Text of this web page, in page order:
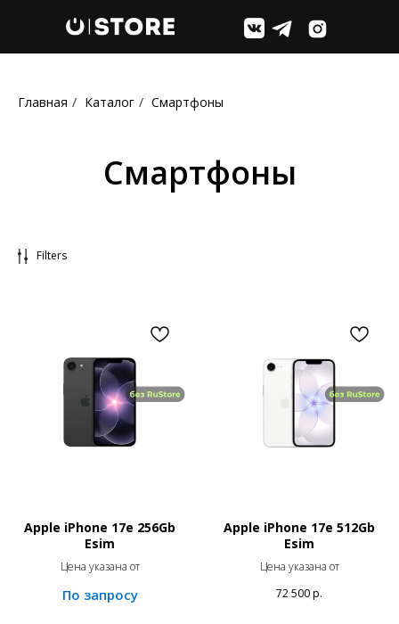
Главная / Каталог / Смартфоны
Смартфоны
Filters
Apple iPhone 17e 256Gb
Esim
Цена указана от
Apple iPhone 17e 512Gb
Esim
Цена указана от
72 500р.